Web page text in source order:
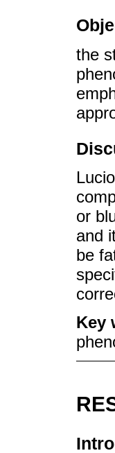
the
or
and
be
Key